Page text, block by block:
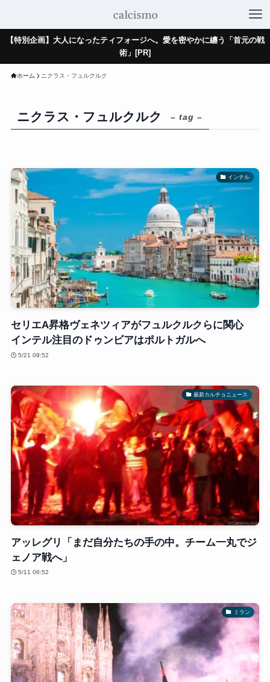
【特別企画】大人になったティフォージへ。愛を密やかに纏う「首元の戦
術」[PR]
ホーム ニクラス・フュルクルク
ニクラス・フュルクルク – tag –
インテル
セリエA昇格ヴェネツィアがフュルクルクらに関心
インテル注目のドゥンビアはポルトガルへ
5/21 09:52
最新カルチョニュース
アッレグリ「まだ自分たちの手の中。チーム一丸でジ
ェノア戦へ」
5/11 06:52
ミラン